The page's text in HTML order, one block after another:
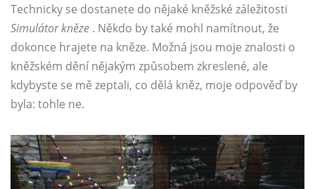
Technicky se dostanete do nějaké kněžské záležitosti
Simulátor kněze . Někdo by také mohl namítnout, že
dokonce hrajete na kněze. Možná jsou moje znalosti o
kněžském dění nějakým způsobem zkreslené, ale
kdybyste se mě zeptali, co dělá kněz, moje odpověď by
byla: tohle ne.